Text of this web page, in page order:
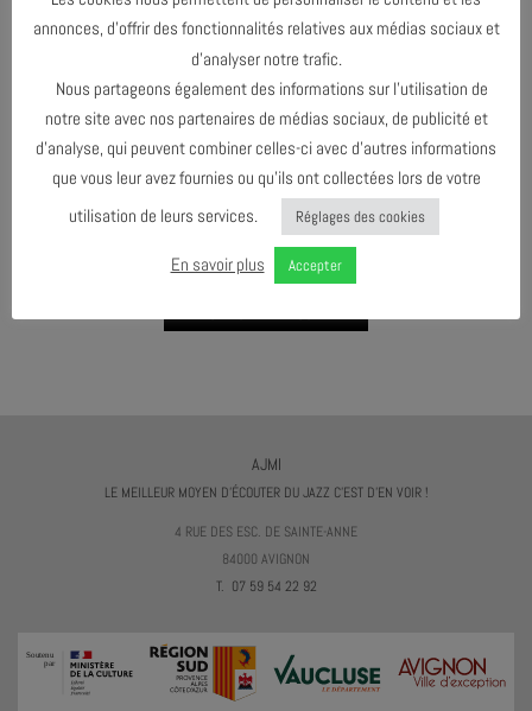
NOVEMBRE 2025
AGENDA AU FORMATICAL
AJMI
LE MEILLEUR MOYEN D'ÉCOUTER DU JAZZ C'EST D'EN VOIR !
4 RUE DES ESC. DE SAINTE-ANNE
84000 AVIGNON
T. 07 59 54 22 92
annonces, d’offrir des fonctionnalités relatives aux médias sociaux et
d’analyser notre trafic.
Nous partageons également des informations sur l’utilisation de
notre site avec nos partenaires de médias sociaux, de publicité et
d’analyse, qui peuvent combiner celles-ci avec d’autres informations
que vous leur avez fournies ou qu’ils ont collectées lors de votre
utilisation de leurs services.
Réglages des cookies
En savoir plus Accepter